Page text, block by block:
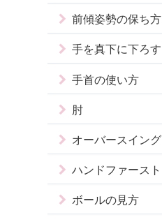
前傾姿勢の保ち方
手を真下に下ろす
手首の使い方
肘
オーバースイング
ハンドファースト
ボールの見方